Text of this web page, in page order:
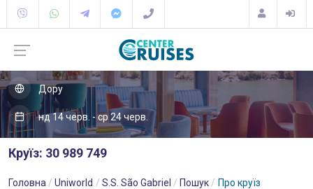
Дору
нд 14 черв. - ср 24 черв.
Круїз: 30 989 749
Головна Uniworld S.S. São Gabriel Пошук Про круїз